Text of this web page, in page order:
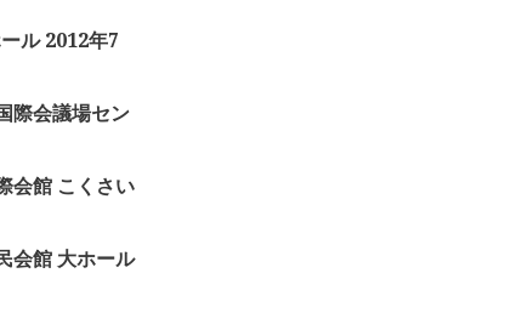
ル 2012年7
会議場セン
館 こくさい
館 大ホール